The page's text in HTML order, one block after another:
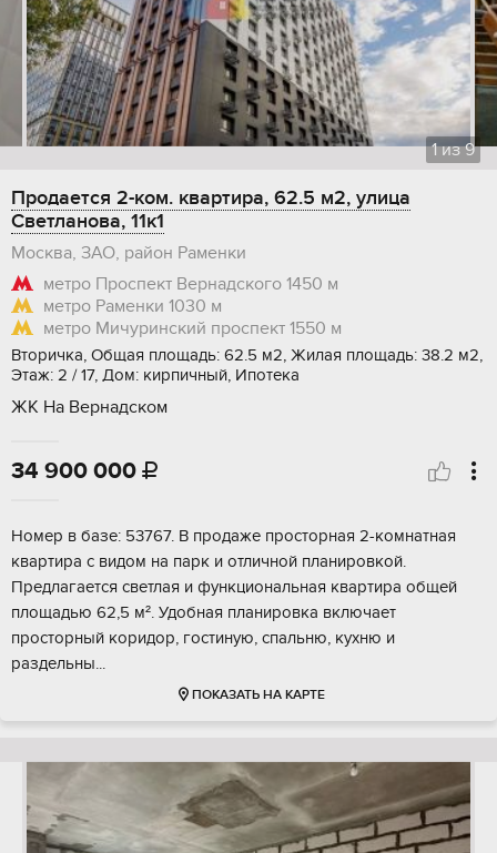
1из9
Продается 2-ком. квартира, 62.5 м2, улица
Светланова, 11к1
Москва, ЗАО, район Раменки
метро Проспект Вернадского 1450 м
метро Раменки 1030 м
метро Мичуринский проспект 1550 м
Вторичка, Общая площадь: 62.5 м2, Жилая площадь: 38.2 м2,
Этаж: 2 / 17, Дом: кирпичный, Ипотека
ЖК На Вернадском
34 900 000 
Номер в базе: 53767. В продаже просторная 2-комнатная
квартира с видом на парк и отличной планировкой.
Предлагается светлая и функциональная квартира общей
площадью 62,5 м². Удобная планировка включает
просторный коридор, гостиную, спальню, кухню и
раздельны...
ПОКАЗАТЬ НА КАРТЕ